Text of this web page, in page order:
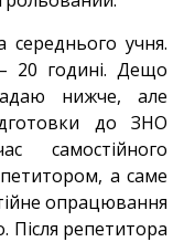
середнього учня.
20 годині. Дещо
нижче, але
до ЗНО
а саме
опрацювання
Після репетитора